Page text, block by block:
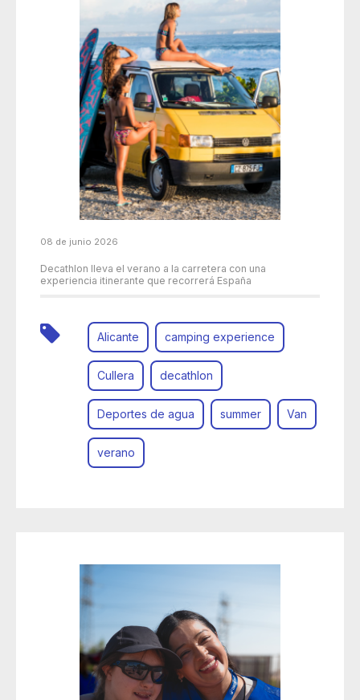
08 de junio 2026
Decathlon lleva el verano a la carretera con una
experiencia itinerante que recorrerá España
Alicante camping experience
Cullera decathlon
Deportes de agua summer Van
verano